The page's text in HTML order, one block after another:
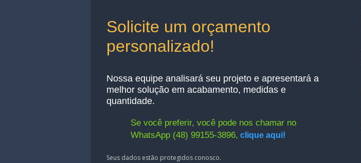
Solicite um orçamento
personalizado!
Nossa equipe analisará seu projeto e apresentará a
melhor solução em acabamento, medidas e
quantidade.
Se você preferir, você pode nos chamar no
WhatsApp (48) 99155-3896, clique aqui!
Seus dados estão protegidos conosco.